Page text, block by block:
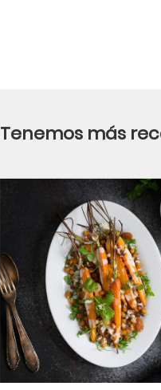
Tenemos más